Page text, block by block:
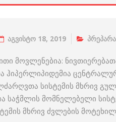
აგვისტო 18, 2019
მოვლენებია:
ჰიპერლიპიდემია
სისტემის მხრივ
საჭმლის მომნელებელი
მხრივ ძვლების